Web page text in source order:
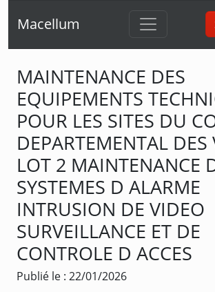
Macellum
MAINTENANCE DES
EQUIPEMENTS
POUR LES SITES DU
DEPARTEMENTAL DES
LOT 2 MAINTENANCE
SYSTEMES D ALARME
INTRUSION DE VIDEO
SURVEILLANCE ET DE
CONTROLE D ACCES
Publié le : 22/01/2026